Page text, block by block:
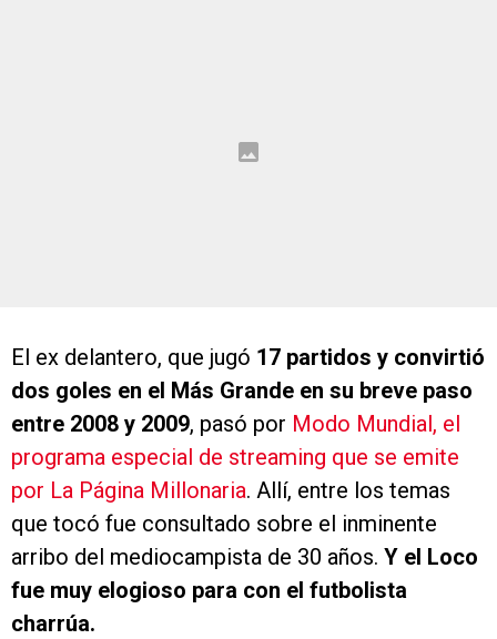
El ex delantero, que jugó 17 partidos y convirtió
dos goles en el Más Grande en su breve paso
entre 2008 y 2009, pasó por Modo Mundial, el
programa especial de streaming que se emite
por La Página Millonaria. Allí, entre los temas
que tocó fue consultado sobre el inminente
arribo del mediocampista de 30 años. Y el Loco
fue muy elogioso para con el futbolista
charrúa.